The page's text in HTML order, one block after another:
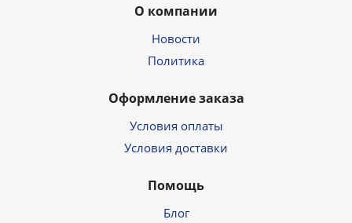
О компании
Новости
Политика
Оформление заказа
Условия оплаты
Условия доставки
Помощь
Блог